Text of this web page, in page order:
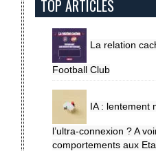
TOP ARTICLES
La relation
Football Club
IA : lentement
l’ultra-connexion ? A
comportements aux